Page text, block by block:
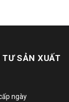
SẢN XUẤT
ngày